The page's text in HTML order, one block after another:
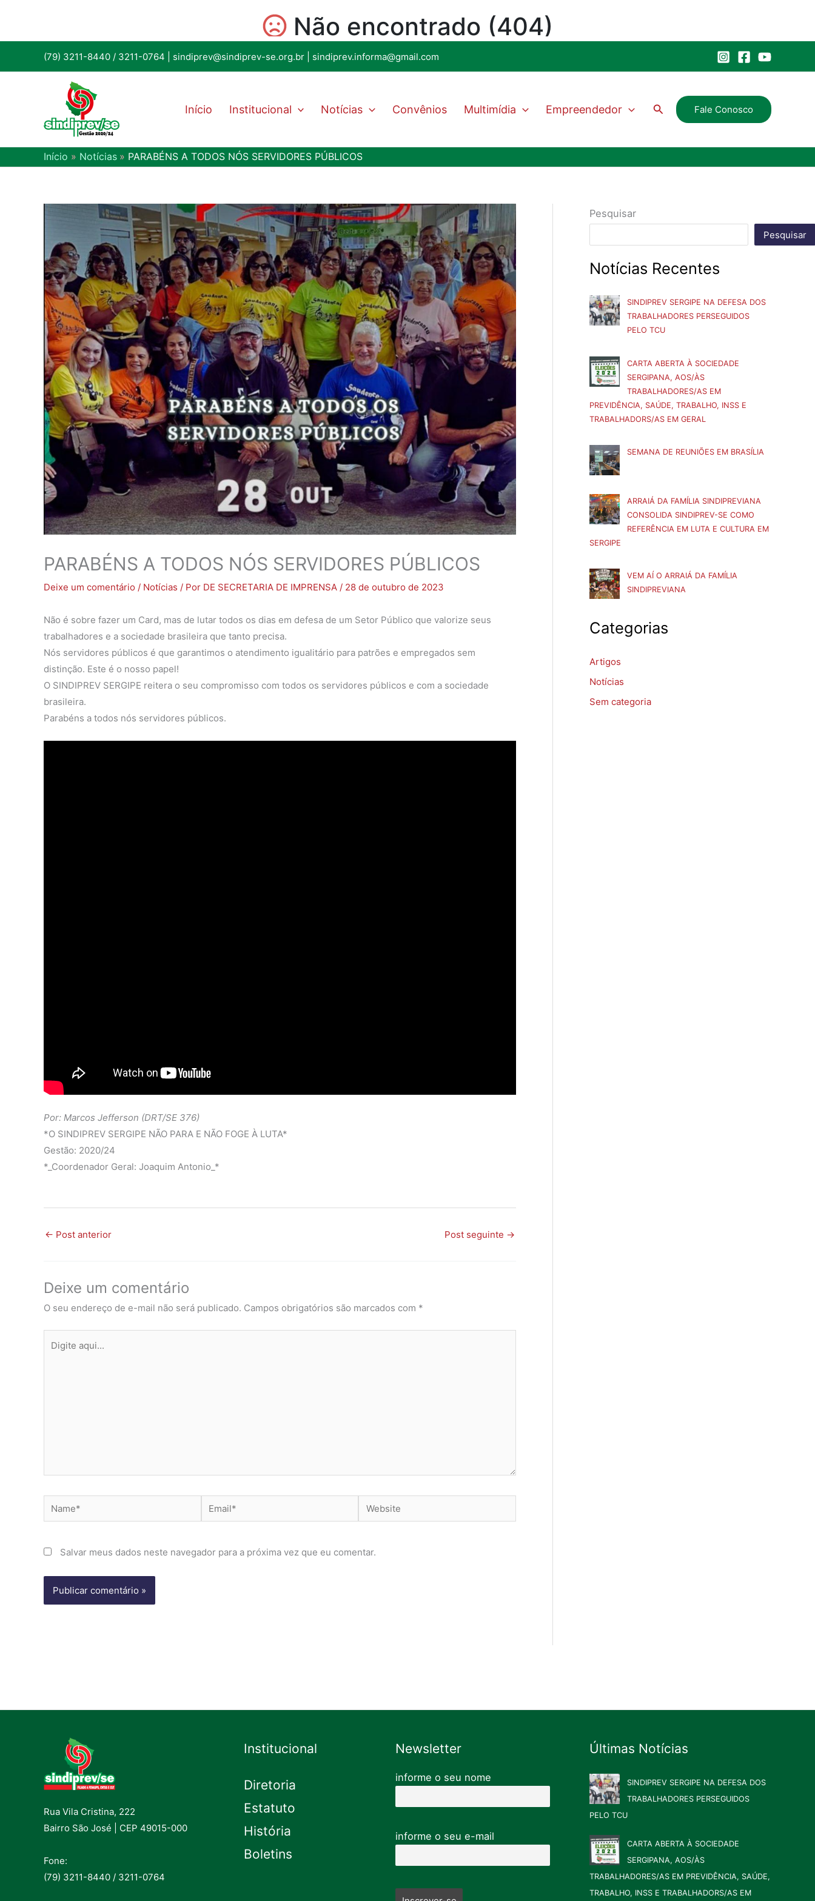
(79) 3211-8440 / 3211-0764 sindiprev@sindiprev-se.org.br sindiprev.informa@gmail.com
Início Institucional Notícias Convênios Multimídia Empreendedor PesquisarFale Conosco
Início Notícias PARABÉNS A TODOS NÓS SERVIDORES PÚBLICOS
PARABÉNS A TODOS NÓS SERVIDORES PÚBLICOS
Deixe um comentário / Notícias / Por DE SECRETARIA DE IMPRENSA / 28 de outubro de 2023
Não é sobre fazer um Card, mas de lutar todos os dias em defesa de um Setor Público que valorize seus
trabalhadores e a sociedade brasileira que tanto precisa.
Nós servidores públicos é que garantimos o atendimento igualitário para patrões e empregados sem
distinção. Este é o nosso papel!
O SINDIPREV SERGIPE reitera o seu compromisso com todos os servidores públicos e com a sociedade
brasileira.
Parabéns a todos nós servidores públicos.
Por: Marcos Jefferson (DRT/SE 376)
*O SINDIPREV SERGIPE NÃO PARA E NÃO FOGE À LUTA*
Gestão: 2020/24
*_Coordenador Geral: Joaquim Antonio_*
← Post anterior Post seguinte →
Deixe um comentário
O seu endereço de e-mail não será publicado. Campos obrigatórios são marcados com *
aqui...
Name* Email* Website
Salvar meus dados neste navegador para a próxima vez que eu comentar.
Pesquisar
Pesquisar
Notícias Recentes
SINDIPREV SERGIPE NA DEFESA DOS
TRABALHADORES PERSEGUIDOS
PELO TCU
CARTA ABERTA À SOCIEDADE
SERGIPANA, AOS/ÀS
TRABALHADORES/AS EM
PREVIDÊNCIA, SAÚDE, TRABALHO, INSS E
TRABALHADORS/AS EM GERAL
SEMANA DE REUNIÕES EM BRASÍLIA
ARRAIÁ DA FAMÍLIA SINDIPREVIANA
CONSOLIDA SINDIPREV-SE COMO
REFERÊNCIA EM LUTA E CULTURA EM
SERGIPE
VEM AÍ O ARRAIÁ DA FAMÍLIA
SINDIPREVIANA
Categorias
Artigos
Notícias
Sem categoria
Rua Vila Cristina, 222
Bairro São José | CEP 49015-000
Fone:
(79) 3211-8440 / 3211-0764
Institucional
Diretoria
Estatuto
História
Boletins
Newsletter
informe o seu nome
informe o seu e-mail
Últimas Notícias
SINDIPREV SERGIPE NA DEFESA DOS
TRABALHADORES PERSEGUIDOS
PELO TCU
CARTA ABERTA À SOCIEDADE
SERGIPANA, AOS/ÀS
TRABALHADORES/AS EM PREVIDÊNCIA, SAÚDE,
TRABALHO, INSS E TRABALHADORS/AS EM